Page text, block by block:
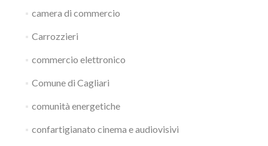
camera di commercio
Carrozzieri
commercio elettronico
Comune di Cagliari
comunità energetiche
confartigianato cinema e audiovisivi